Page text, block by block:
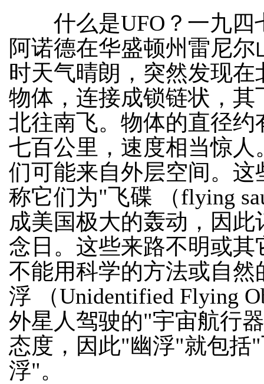
什么是UFO？一九四
阿诺德在华盛顿州雷尼
时天气晴朗，突然发现
物体，连接成锁链状，
北往南飞。物体的直径
七百公里，速度相当惊
们可能来自外层空间。
称它们为"飞碟 （flying
成美国极大的轰动，因
念日。这些来路不明或
不能用科学的方法或自
浮 （Unidentified Flying
外星人驾驶的"宇宙航行
态度，因此"幽浮"就包括
浮"。